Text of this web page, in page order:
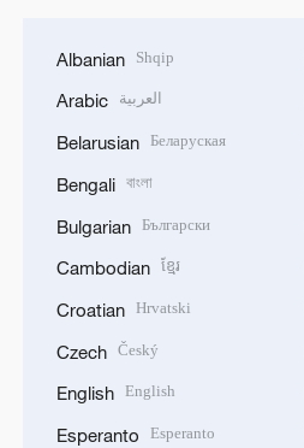
Albanian Shqip
Arabic العربية
Belarusian Беларуская
Bengali বাংলা
Bulgarian Български
Cambodian ខ្មែរ
Croatian Hrvatski
Czech Český
English English
Esperanto Esperanto